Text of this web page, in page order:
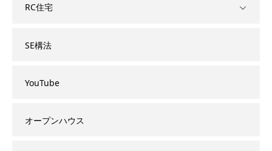
RC住宅
SE構法
YouTube
オープンハウス